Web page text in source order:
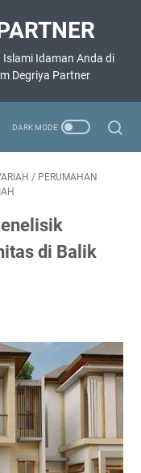
Idaman Anda di
Degriya Partner
/ PERUMAHAN
di Balik